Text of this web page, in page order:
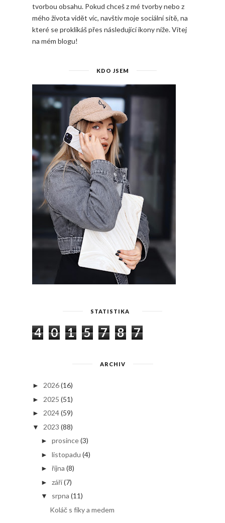
tvorbou obsahu. Pokud chceš z mé tvorby nebo z
mého života vidět víc, navštiv moje sociální sítě, na
které se proklikáš přes následující ikony níže. Vítej
na mém blogu!
KDO JSEM
STATISTIKA
4 0 1 5 7 8 7
ARCHIV
► 2026(16)
► 2025 (51)
► 2024(59)
▼ 2023 (88)
► prosince(3)
► listopadu (4)
► října (8)
► září(7)
▼ srpna (11)
Koláč s fíky a medem